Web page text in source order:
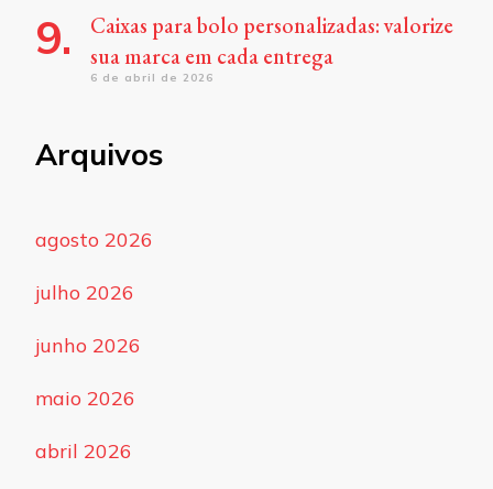
Caixas para bolo personalizadas: valorize
sua marca em cada entrega
6 de abril de 2026
Arquivos
agosto 2026
julho 2026
junho 2026
maio 2026
abril 2026